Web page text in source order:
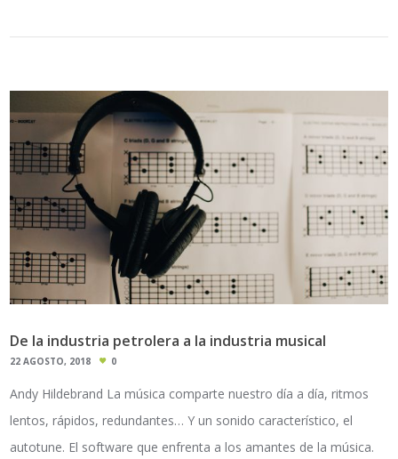
De la industria petrolera a la industria musical
22 AGOSTO, 2018 0
Andy Hildebrand La música comparte nuestro día a día, ritmos
lentos, rápidos, redundantes… Y un sonido característico, el
autotune. El software que enfrenta a los amantes de la música.